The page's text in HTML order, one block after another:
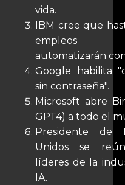
vida.
IBM cree que
automatizarán
Google habilita
sin contraseña".
Microsoft abre
GPT4) a todo el
Presidente de
Unidos se
líderes de la
IA.